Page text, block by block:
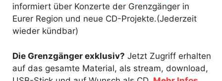
informiert über Konzerte der Grenzgänger in
Eurer Region und neue CD-Projekte.(Jederzeit
wieder kündbar)
Die Grenzgänger exklusiv? Jetzt Zugriff erhalten
auf das gesamte Material, als stream, download,